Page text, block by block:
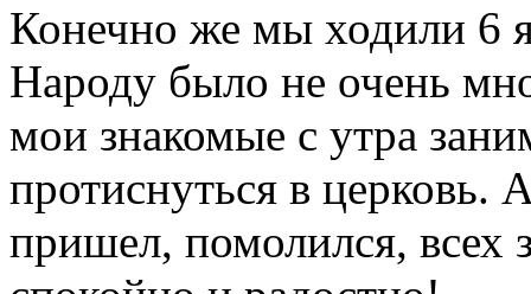
Конечно же мы ходили 6
Народу было не очень
мои знакомые с утра
протиснуться в церковь.
пришел, помолился, всех